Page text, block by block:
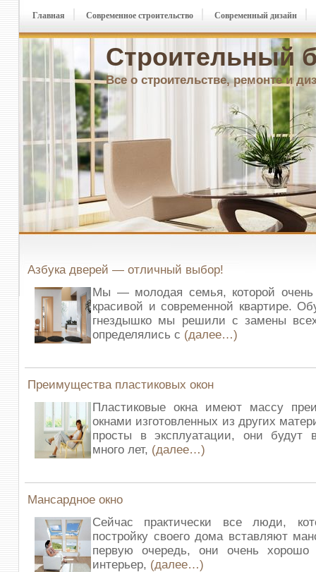
Строительный
Все о строительстве, ремонте и
Главная Современное строительство Современный дизайн
Азбука дверей — отличный выбор!
Мы — молодая семья, которой очень
красивой и современной квартире.
гнездышко мы решили с замены
определялись с (далее…)
Преимущества пластиковых окон
Пластиковые окна имеют массу
окнами изготовленных из других
просты в эксплуатации, они будут
много лет, (далее…)
Мансардное окно
Сейчас практически все люди,
постройку своего дома вставляют
первую очередь, они очень хорошо
интерьер, (далее…)